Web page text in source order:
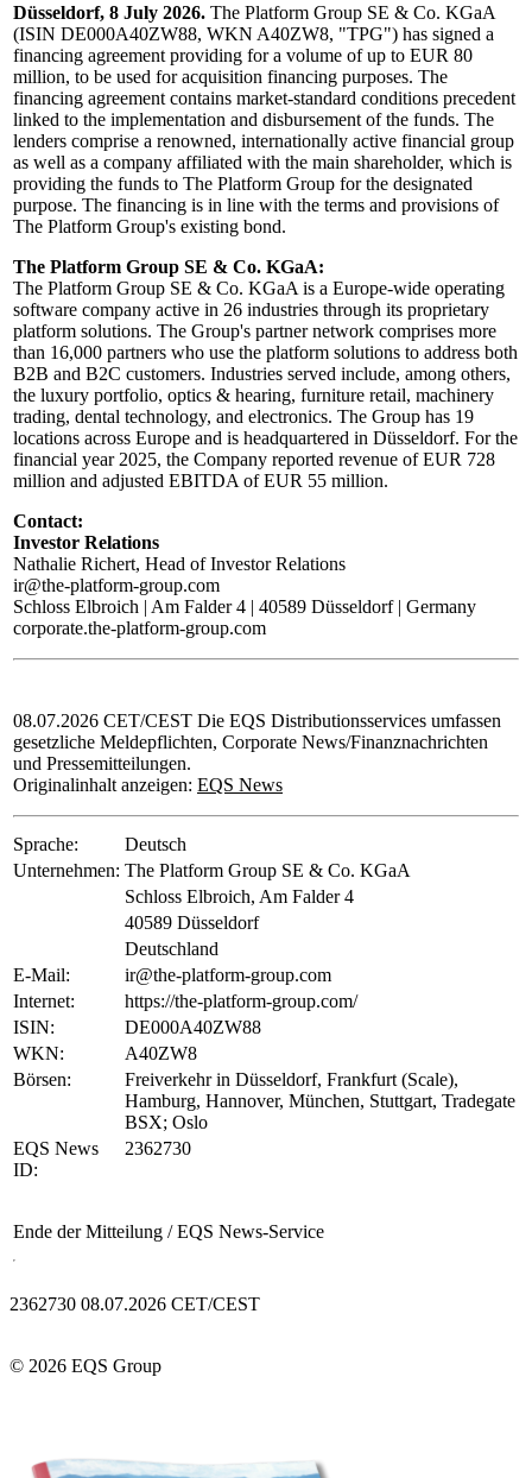
Düsseldorf, 8 July 2026. The Platform Group SE & Co. KGaA
(ISIN DE000A40ZW88, WKN A40ZW8, "TPG") has signed a
financing agreement providing for a volume of up to EUR 80
million, to be used for acquisition financing purposes. The
financing agreement contains market-standard conditions precedent
linked to the implementation and disbursement of the funds. The
lenders comprise a renowned, internationally active financial group
as well as a company affiliated with the main shareholder, which is
providing the funds to The Platform Group for the designated
purpose. The financing is in line with the terms and provisions of
The Platform Group's existing bond.
The Platform Group SE & Co. KGaA:
The Platform Group SE & Co. KGaA is a Europe-wide operating
software company active in 26 industries through its proprietary
platform solutions. The Group's partner network comprises more
than 16,000 partners who use the platform solutions to address both
B2B and B2C customers. Industries served include, among others,
the luxury portfolio, optics & hearing, furniture retail, machinery
trading, dental technology, and electronics. The Group has 19
locations across Europe and is headquartered in Düsseldorf. For the
financial year 2025, the Company reported revenue of EUR 728
million and adjusted EBITDA of EUR 55 million.
Contact:
Investor Relations
Nathalie Richert, Head of Investor Relations
ir@the-platform-group.com
Schloss Elbroich | Am Falder 4 | 40589 Düsseldorf | Germany
corporate.the-platform-group.com
08.07.2026 CET/CEST Die EQS Distributionsservices umfassen
gesetzliche Meldepflichten, Corporate News/Finanznachrichten
und Pressemitteilungen.
Originalinhalt anzeigen: EQS News
Sprache:
Deutsch
Unternehmen: The Platform Group SE & Co. KGaA
Schloss Elbroich, Am Falder 4
40589 Düsseldorf
Deutschland
E-Mail:
ir@the-platform-group.com
Internet:
https://the-platform-group.com/
ISIN:
DE000A40ZW88
WKN:
A40ZW8
Börsen:
Freiverkehr in Düsseldorf, Frankfurt (Scale),
Hamburg, Hannover, München, Stuttgart, Tradegate
BSX; Oslo
EQS News
ID:
2362730
Ende der Mitteilung / EQS News-Service
2362730 08.07.2026 CET/CEST
© 2026 EQS Group